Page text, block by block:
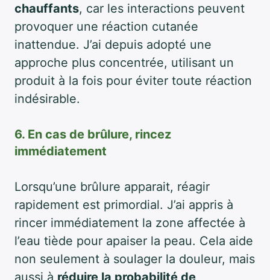
chauffants, car les interactions peuvent
provoquer une réaction cutanée
inattendue. J’ai depuis adopté une
approche plus concentrée, utilisant un
produit à la fois pour éviter toute réaction
indésirable.
6. En cas de brûlure, rincez
immédiatement
Lorsqu’une brûlure apparait, réagir
rapidement est primordial. J’ai appris à
rincer immédiatement la zone affectée à
l’eau tiède pour apaiser la peau. Cela aide
non seulement à soulager la douleur, mais
aussi à réduire la probabilité de